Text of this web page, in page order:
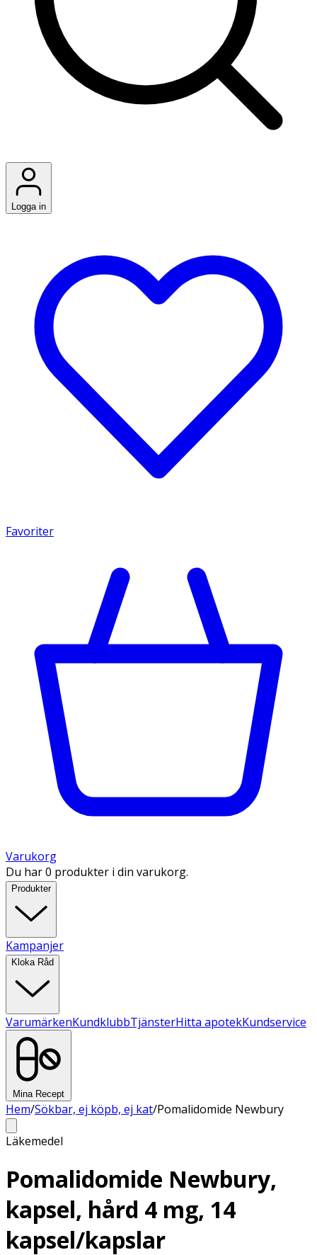
Logga in
Favoriter
Varukorg
Du har 0 produkter i din varukorg.
Produkter
Kampanjer
Kloka Råd
VarumärkenKundklubbTjänsterHitta apotekKundservice
Mina Recept
Hem/Sökbar, ej köpb, ej kat/Pomalidomide Newbury
Läkemedel
Pomalidomide Newbury,
kapsel, hård 4 mg, 14
kapsel/kapslar